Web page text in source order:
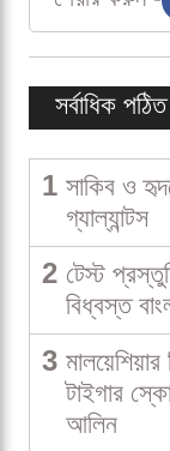
সর্বাধিক পঠিত
1 সাকিব ও
গ্যাল্যান্টস
2 টেস্ট
বিধ্বস্ত
3
টাইগার
আলিন